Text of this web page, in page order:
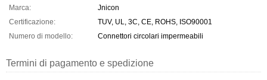
Marca:
Jnicon
Certificazione:
TUV, UL, 3C, CE, ROHS, ISO90001
Numero di modello:
Connettori circolari impermeabili
Termini di pagamento e spedizione